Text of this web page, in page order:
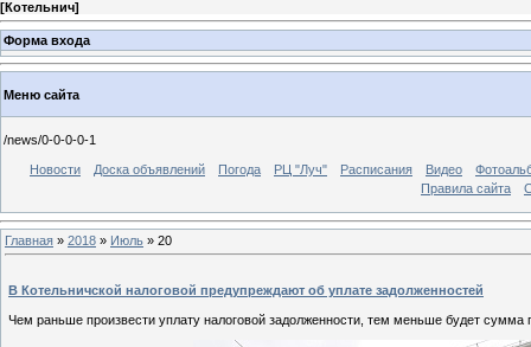
[Котельнич]
Форма входа
Меню сайта
/news/0-0-0-0-1
Новости Доска объявлений Погода РЦ "Луч" Расписания Видео
Правила сайта
Главная » 2018 » Июль » 20
В Котельничской налоговой предупреждают об уплате задолженностей
Чем раньше произвести уплату налоговой задолженности, тем меньше будет